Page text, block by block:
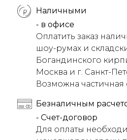
Наличными
- в офисе
Оплатить заказ
шоу-румах и
Богандинского
Москва и г. Санкт-
Возможна частичная
Безналичным
- Счет-договор
Для оплаты